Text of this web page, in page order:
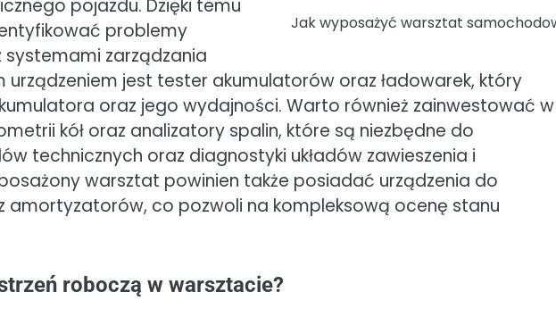
Jak wyposażyć warsztat
pojazdu. Dzięki temu
problemy
systemami zarządzania
urządzeniem jest tester akumulatorów oraz ładowarek, który
oraz jego wydajności. Warto również zainwestować w
kół oraz analizatory spalin, które są niezbędne do
technicznych oraz diagnostyki układów zawieszenia i
warsztat powinien także posiadać urządzenia do
co pozwoli na kompleksową ocenę stanu
roboczą w warsztacie?